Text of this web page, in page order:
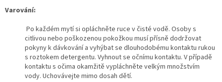
Varování:
Po každém mytí si opláchněte ruce v čisté vodě. Osoby s
citlivou nebo poškozenou pokožkou musí přísně dodržovat
pokyny k dávkování a vyhýbat se dlouhodobému kontaktu rukou
s roztokem detergentu. Vyhnout se očnímu kontaktu. V případě
kontaktu s očima okamžitě vypláchněte velkým množstvím
vody. Uchovávejte mimo dosah dětí.